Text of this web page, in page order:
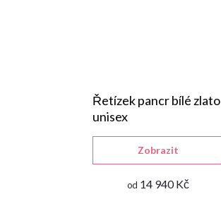
Řetízek pancr bílé zlato
unisex
od 14 940 Kč
Zobrazit